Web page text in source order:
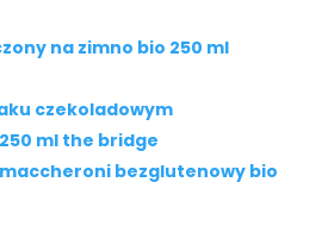
na zimno bio 250 ml
czekoladowym
ml the bridge
bezglutenowy bio